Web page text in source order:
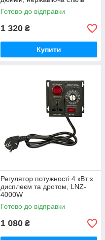
Готово до відправки
1 320 ₴
Купити
Регулятор потужності 4 кВт з
дисплеєм та дротом, LNZ-
4000W
Готово до відправки
1 080 ₴